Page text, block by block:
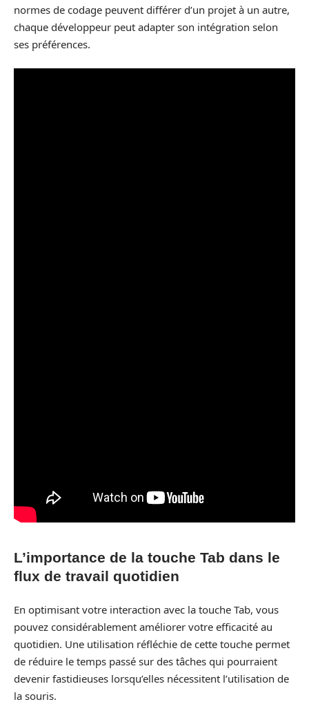
normes de codage peuvent différer d’un projet à un autre,
chaque développeur peut adapter son intégration selon
ses préférences.
L’importance de la touche Tab dans le
flux de travail quotidien
En optimisant votre interaction avec la touche Tab, vous
pouvez considérablement améliorer votre efficacité au
quotidien. Une utilisation réfléchie de cette touche permet
de réduire le temps passé sur des tâches qui pourraient
devenir fastidieuses lorsqu’elles nécessitent l’utilisation de
la souris.